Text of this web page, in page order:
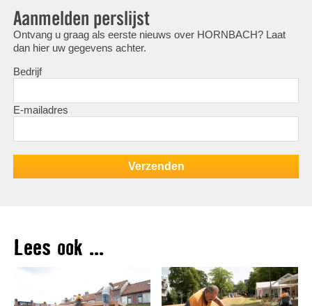
Aanmelden perslijst
Ontvang u graag als eerste nieuws over HORNBACH? Laat
dan hier uw gegevens achter.
Bedrijf
E-mailadres
Lees ook ...